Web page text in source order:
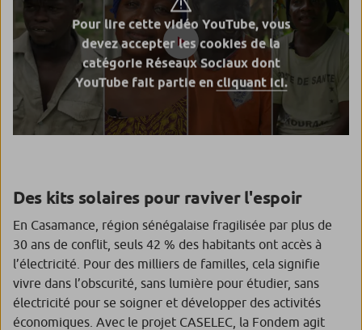
Pour lire cette vidéo YouTube, vous
devez accepter les cookies de la
catégorie Réseaux Sociaux dont
YouTube fait partie en cliquant ici.
Des kits solaires pour raviver l'espoir
En Casamance, région sénégalaise fragilisée par plus de
30 ans de conflit, seuls 42 % des habitants ont accès à
l’électricité. Pour des milliers de familles, cela signifie
vivre dans l’obscurité, sans lumière pour étudier, sans
électricité pour se soigner et développer des activités
économiques. Avec le projet CASELEC, la Fondem agit